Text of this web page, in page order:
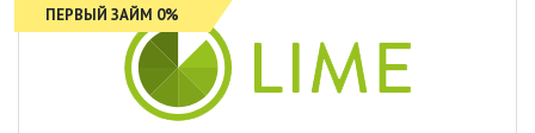
ПЕРВЫЙ ЗАЙМ 0%